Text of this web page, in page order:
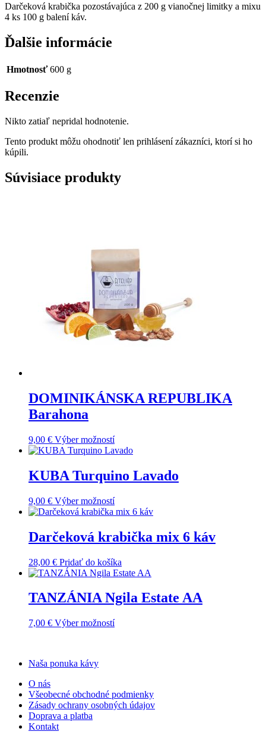
Darčeková krabička pozostávajúca z 200 g vianočnej limitky a mixu
4 ks 100 g balení káv.
Ďalšie informácie
Hmotnosť 600 g
Recenzie
Nikto zatiaľ nepridal hodnotenie.
Tento produkt môžu ohodnotiť len prihlásení zákazníci, ktorí si ho
kúpili.
Súvisiace produkty
DOMINIKÁNSKA REPUBLIKA
Barahona
9,00 € Výber možnostíTento
produkt
viacero
variantov.
si
môžete
na
stránke
produktu.
KUBA Turquino Lavado
9,00 € Výber možnostíTento
produkt
viacero
variantov.
si
môžete
na
stránke
produktu.
Darčeková krabička mix 6 káv
28,00 € Pridať do košíka
TANZÁNIA Ngila Estate AA
7,00 € Výber možnostíTento
môžete
vybrať
Naša ponuka kávy
O nás
Všeobecné obchodné podmienky
Zásady ochrany osobných údajov
Doprava a platba
Kontakt